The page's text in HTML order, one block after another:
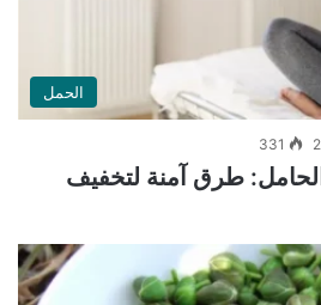
الحمل
331
طرق آمنة لتخفيف